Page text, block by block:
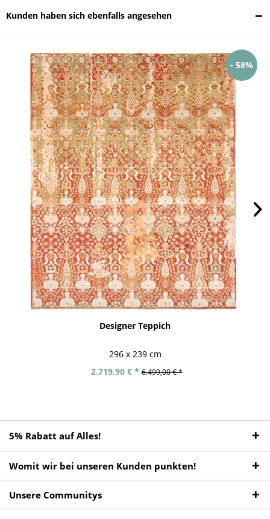
Kunden haben sich ebenfalls angesehen
- 58%
Designer Teppich
296 x 239 cm
2.719,90 € * 6.499,00 € *
5% Rabatt auf Alles!
Womit wir bei unseren Kunden punkten!
Unsere Communitys